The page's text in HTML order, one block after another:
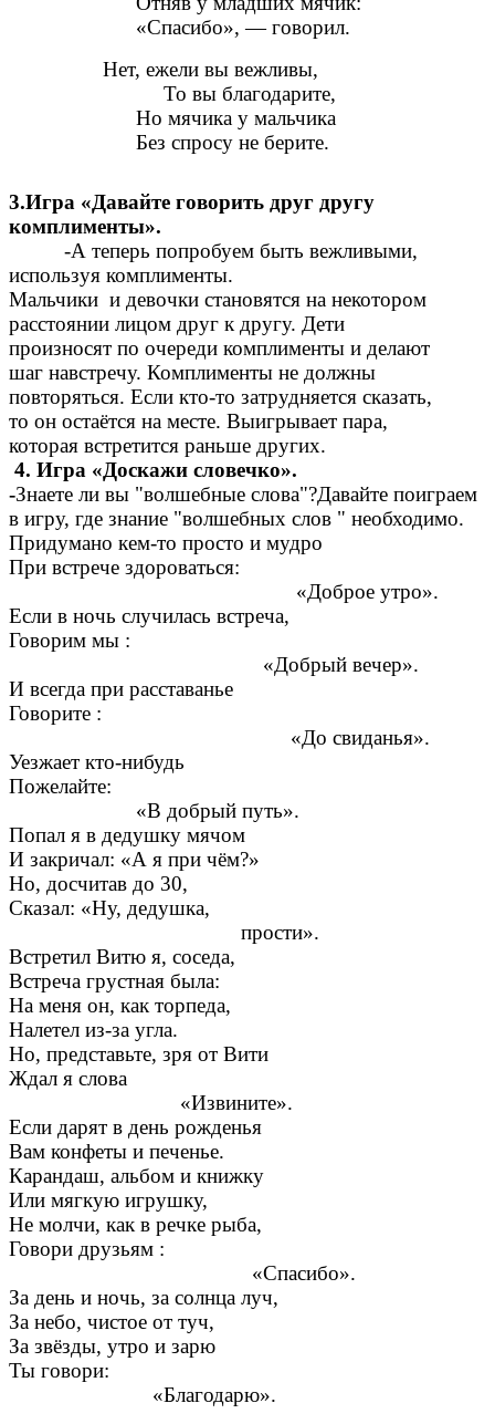
«Спасибо», — говорил.
Нет, ежели вы вежливы,
То вы благодарите,
Но мячика у мальчика
Без спросу не берите.
3.Игра «Давайте говорить друг другу
комплименты».
-А теперь попробуем быть вежливыми,
используя комплименты.
Мальчики и девочки становятся на некотором
расстоянии лицом друг к другу. Дети
произносят по очереди комплименты и делают
шаг навстречу. Комплименты не должны
повторяться. Если кто-то затрудняется сказать,
то он остаётся на месте. Выигрывает пара,
которая встретится раньше других.
4. Игра «Доскажи словечко».
-Знаете ли вы "волшебные слова"?Давайте поиграем
в игру, где знание "волшебных слов " необходимо.
Придумано кем-то просто и мудро
При встрече здороваться:
«Доброе утро».
Если в ночь случилась встреча,
Говорим мы :
«Добрый вечер».
И всегда при расставанье
Говорите :
«До свиданья».
Уезжает кто-нибудь
Пожелайте:
«В добрый путь».
Попал я в дедушку мячом
И закричал: «А я при чём?»
Но, досчитав до 30,
Сказал: «Ну, дедушка,
прости».
Встретил Витю я, соседа,
Встреча грустная была:
На меня он, как торпеда,
Налетел из-за угла.
Но, представьте, зря от Вити
Ждал я слова
«Извините».
Если дарят в день рожденья
Вам конфеты и печенье.
Карандаш, альбом и книжку
Или мягкую игрушку,
Не молчи, как в речке рыба,
Говори друзьям :
«Спасибо».
За день и ночь, за солнца луч,
За небо, чистое от туч,
За звёзды, утро и зарю
Ты говори:
«Благодарю».